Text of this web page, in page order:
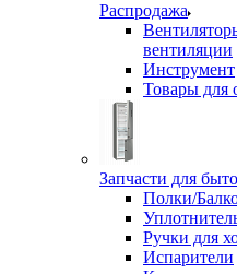
Распродажа
вентиляции
Инструмент
Товары для
Запчасти для
Полки/
Ручки для
Испарители